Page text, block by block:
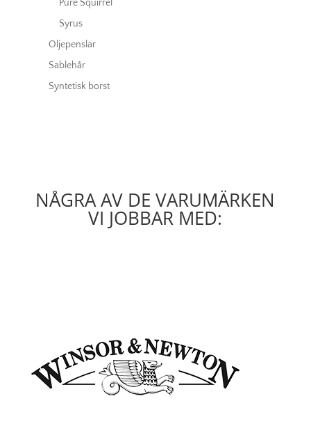
Pure Squirrel
Syrus
Oljepenslar
Sablehår
Syntetisk borst
NÅGRA AV DE VARUMÄRKEN
VI JOBBAR MED: